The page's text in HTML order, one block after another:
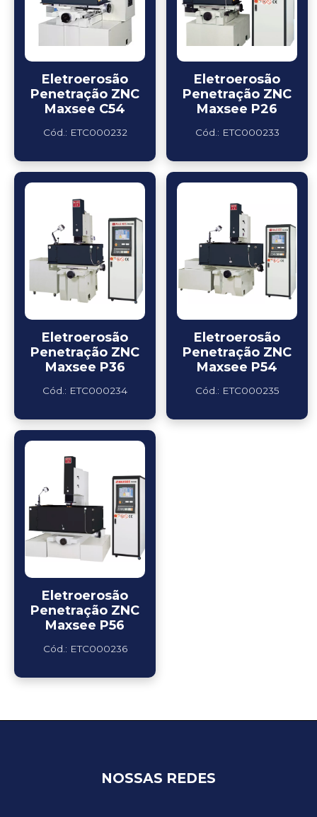
Eletroerosão
Penetração ZNC
Maxsee C54
Cód.: ETC000232
Eletroerosão
Penetração ZNC
Maxsee P26
Cód.: ETC000233
Eletroerosão
Penetração ZNC
Maxsee P36
Cód.: ETC000234
Eletroerosão
Penetração ZNC
Maxsee P54
Cód.: ETC000235
Eletroerosão
Penetração ZNC
Maxsee P56
Cód.: ETC000236
NOSSAS REDES